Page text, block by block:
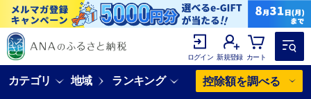
ログイン 新規登録 カート
カテゴリ 地域 ランキング 控除額を調べる